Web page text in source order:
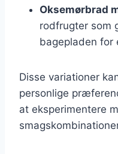
Oksemørbrad
rodfrugter som
bagepladen for
Disse variationer
personlige
at eksperimentere